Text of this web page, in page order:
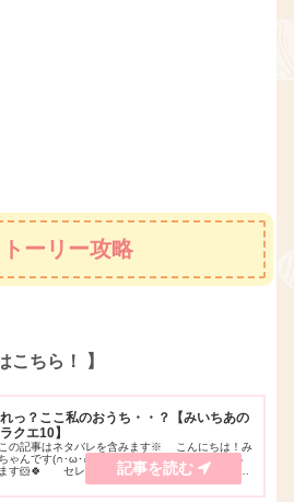
ーリー攻略
こちら！ 】
っ？ここ私のおうち・・？【みいちあの
ラクエ10】
の記事はネタバレを含みます※ こんにちは！み
ゃんです(∩･ω･∩)♪YouTubeでゲーム実況をやっ
す🐹🍀 セレドの町を探索していたら、見つけ
した・・！！😲💡 私が建てたお家「 セレドのお
」がありました！😍✨ で...